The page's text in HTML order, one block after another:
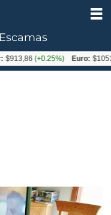
(+0.25%) Euro: $1053,08(-